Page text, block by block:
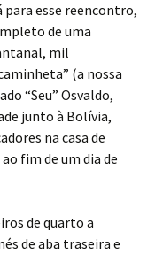
para esse reencontro,
de uma
mil
(a nossa
“Seu” Osvaldo,
junto à Bolívia,
na casa de
fim de um dia de
de quarto a
de aba traseira e